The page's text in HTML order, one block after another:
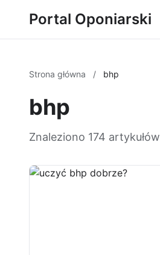
Portal Oponiarski
Strona główna / bhp
bhp
Znaleziono 174 artykułów